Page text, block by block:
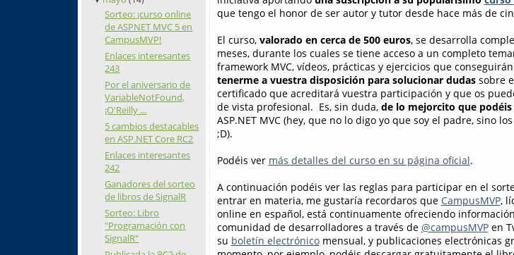
Sorteo: ¡curso online
de ASPNET MVC 5 en
CampusMVP!
Enlaces interesantes
243
Por el aniversario de
VariableNotFound,
¡O'Reilly ...
5 cambios destacables
en ASP.NET Core RC2
Enlaces interesantes
242
Ganadores del sorteo
de libros de SignalR
Sorteo: Libro
"Programación con
SignalR"
que tengo el honor de ser autor y tutor desde hace más de
El curso, valorado en cerca de 500 euros, se desarrolla
meses, durante los cuales se tiene acceso a un completo
framework MVC, vídeos, prácticas y ejercicios que
tenerme a vuestra disposición para solucionar dudassobre
certificado que acreditará vuestra participación y que os
de vista profesional. Es, sin duda, de lo mejorcito que
ASP.NET MVC (hey, que no lo digo yo que soy el padre, sino
;D).
Podéis ver más detalles del curso en su página oficial.
A continuación podéis ver las reglas para participar en el
entrar en materia, me gustaría recordaros que CampusMVP,
online en español, está continuamente ofreciendo
comunidad de desarrolladores a través de @campusMVPen
su boletín electrónicomensual, y publicaciones electrónicas